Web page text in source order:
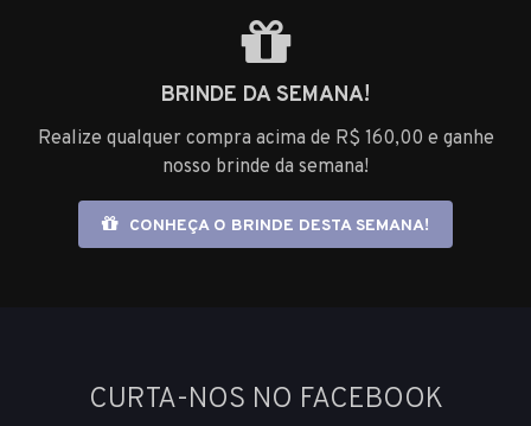
BRINDE DA SEMANA!
Realize qualquer compra acima de R$ 160,00 e ganhe
nosso brinde da semana!
CONHEÇA O BRINDE DESTA SEMANA!
CURTA-NOS NO FACEBOOK